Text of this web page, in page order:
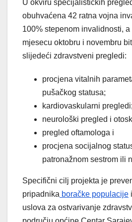
U okviru specijalističkih
obuhvaćena 42 ratna vojna
100% stepenom invalidnosti, a
mjesecu oktobru i novembru
slijedeći zdravstveni pregledi:
procjena vitalnih
pušačkog statusa;
kardiovaskularni pregledi;
neurološki pregled i
pregled oftamologa i
procjena socijalnog
patronažnom sestrom ili
Specifični cilj projekta je
pripadnika boračke populacije
uslova za ostvarivanje